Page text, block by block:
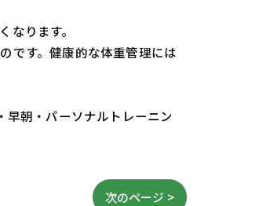
ります。
です。健康的な体重管理には
早朝・パーソナルトレーニン
次のページ >